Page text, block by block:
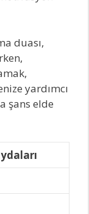
duası,
yardımcı
şans elde